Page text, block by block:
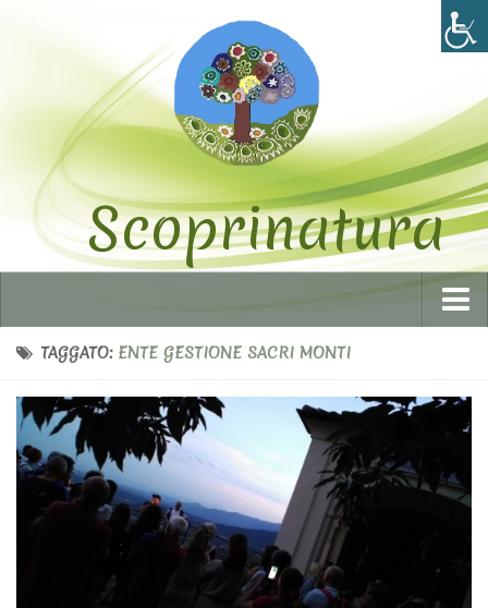
Scoprinatura
Home
I volontari
Statuto
Novità ed eventi
Come associarsi
Curiosando qua e la…
TAGGATO: ENTE GESTIONE SACRI MONTI